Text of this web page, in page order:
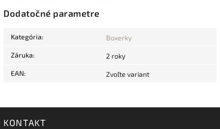
Dodatočné parametre
Kategória: Boxerky
Záruka: 2 roky
EAN: Zvoľte variant
KONTAKT